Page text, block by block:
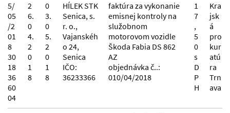
5/
05
/2
01
8
30
18
36
60
04
2
6.
0
4.
2
0
1
8
0
3.
0
5.
2
0
1
8
HÍLEK STK
Senica, s.
r. o.,
Vajanskéh
o 24,
Senica
IČO:
36233366
faktúra za vykonanie
emisnej kontroly na
služobnom
motorovom vozidle
Škoda Fabia DS 862
AZ
objednávka č..:
010/04/2018
1
7
,
5
0
s
D
P
H
Kra
jsk
á
pro
kur
atú
ra
Trn
ava